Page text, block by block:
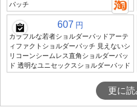
パッチ
607 円
カラフルな若者ショルダーパッドアーテ
ィファクトショルダーパッチ 見えないシ
リコーンシームレス直角ショルダーパッ
ド 透明なユニセックスショルダーパッド
更に